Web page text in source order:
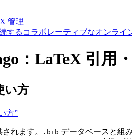
管理
するコラボレーティブなオンライ
：LaTeX 引用
い方
方”
れます。 .bib データベースと組